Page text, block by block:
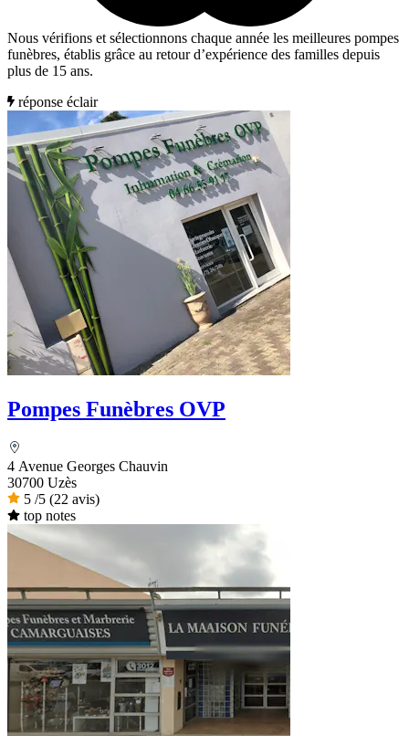
Nous vérifions et sélectionnons chaque année les meilleures pompes
funèbres, établis grâce au retour d’expérience des familles depuis
plus de 15 ans.
réponse éclair
Pompes Funèbres OVP
4 Avenue Georges Chauvin
30700 Uzès
5 /5 (22 avis)
top notes